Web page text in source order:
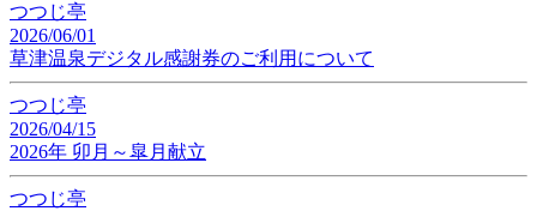
つつじ亭
2026/06/01
草津温泉デジタル感謝券のご利用について
つつじ亭
2026/04/15
2026年 卯月～皐月献立
つつじ亭